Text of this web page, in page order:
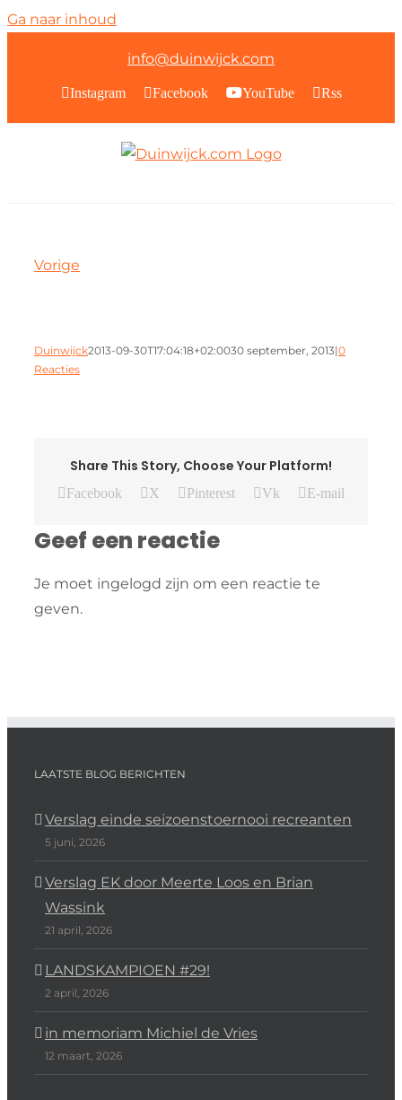
Ga naar inhoud
info@duinwijck.com
Instagram Facebook YouTube Rss
Vorige
Duinwijck2013-09-30T17:04:18+02:0030 september, 2013|0
Reacties
Share This Story, Choose Your Platform!
Facebook X Pinterest Vk E-mail
Geef een reactie
Je moet ingelogd zijn om een reactie te
geven.
LAATSTE BLOG BERICHTEN
Verslag einde seizoenstoernooi recreanten
5 juni, 2026
Verslag EK door Meerte Loos en Brian
Wassink
21 april, 2026
LANDSKAMPIOEN #29!
2 april, 2026
in memoriam Michiel de Vries
12 maart, 2026